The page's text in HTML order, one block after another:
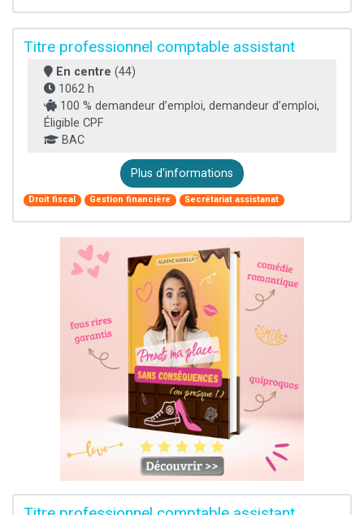
Titre professionnel comptable assistant
En centre (44)
1062 h
100 % demandeur d’emploi, demandeur d’emploi,
Éligible CPF
BAC
Plus d'informations
Droit fiscal Gestion financière Secrétariat assistanat